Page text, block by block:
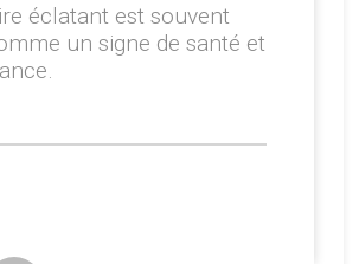
éclatant est souvent
un signe de santé et